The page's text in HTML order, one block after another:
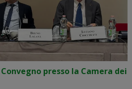
presso la Camera dei